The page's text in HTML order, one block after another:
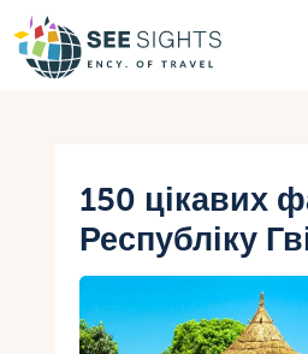
Гарячі тури
Типи Турів
Країни
150 цікавих
Республіку